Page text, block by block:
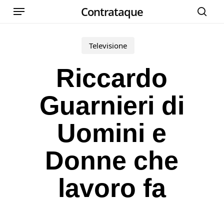
Skip
Contrataque
Menu
Televisione
Riccardo
Guarnieri di
Uomini e
Donne che
lavoro fa